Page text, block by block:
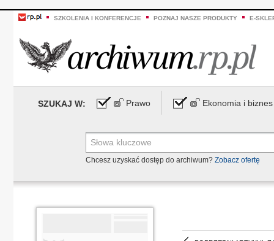
SZKOLENIA I KONFERENCJE POZNAJ NASZE PRODUKTY E-
SZUKAJ W: Prawo Ekonomia i biznes
Chcesz uzyskać dostęp do archiwum? Zobacz ofertę